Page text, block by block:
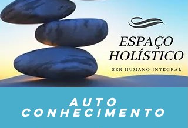
Auto
conhecimento